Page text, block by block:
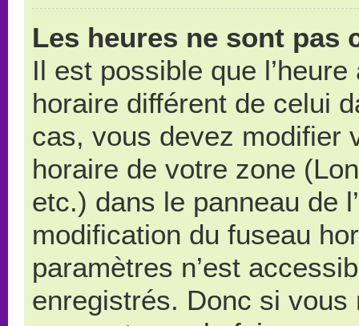
Les heures ne sont pas
Il est possible que
horaire différent de celui
cas, vous devez modifier
horaire de votre zone
etc.) dans le panneau de
modification du fuseau
paramètres n’est
enregistrés. Donc si vous